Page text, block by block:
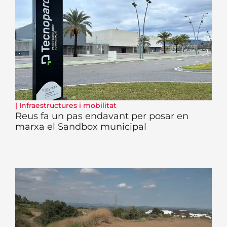
| Infraestructures i mobilitat
Reus fa un pas endavant per posar en
marxa el Sandbox municipal